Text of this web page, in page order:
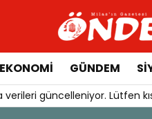
EKONOMİ GÜNDEM
verileri güncelleniyor. Lütfen